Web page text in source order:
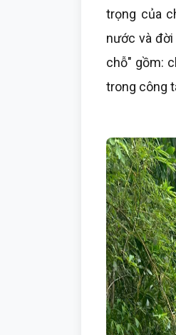
trọng của
nước và
chỗ" gồm:
trong công